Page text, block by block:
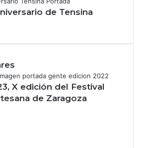
de Tensina
X edición del Festival
de Zaragoza